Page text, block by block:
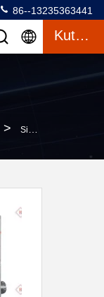
86--13235363441
Kutipan
> Sistem Pendingin Sirkuit Tertutup Hemat Energi Pemeliharaan Rendah